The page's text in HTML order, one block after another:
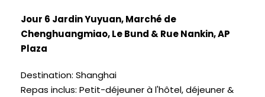
Jour 6 Jardin Yuyuan, Marché de
Chenghuangmiao, Le Bund & Rue Nankin, AP
Plaza
Destination: Shanghai
Repas inclus: Petit-déjeuner à l'hôtel, déjeuner &